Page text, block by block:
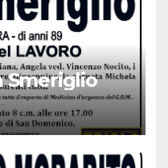
Smeriglio